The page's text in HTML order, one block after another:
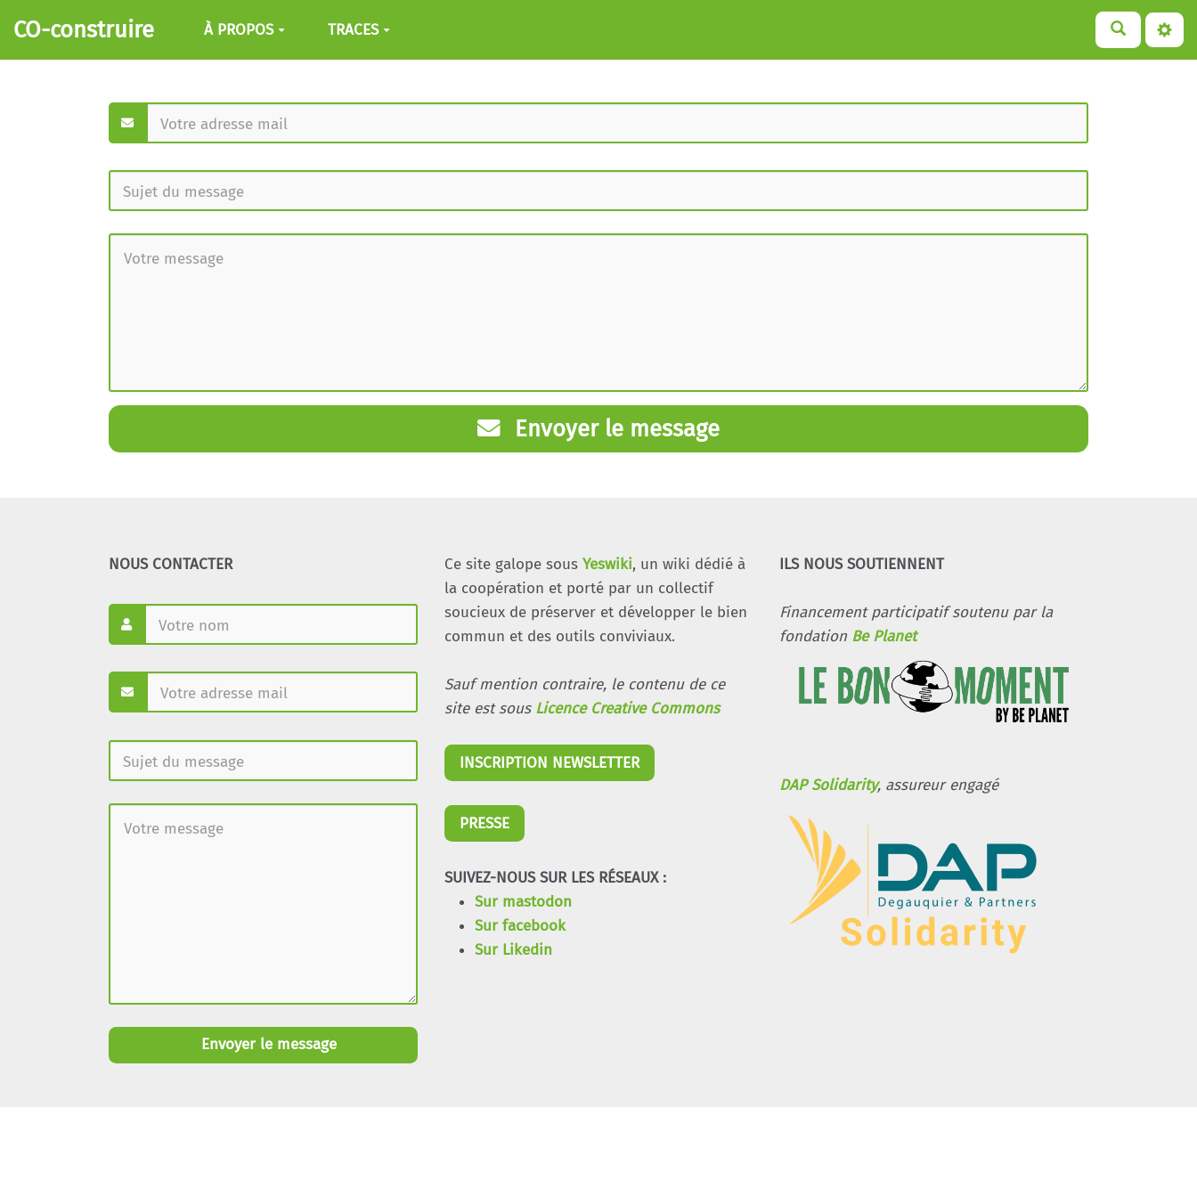
Aller au contenu principal
CO-construire À PROPOS TRACES
Envoyer le message
NOUS CONTACTER
Envoyer le message
Ce site galope sous Yeswiki, un wiki dédié à
la coopération et porté par un collectif
soucieux de préserver et développer le bien
commun et des outils conviviaux.
Sauf mention contraire, le contenu de ce
site est sous Licence Creative Commons
INSCRIPTION NEWSLETTER
PRESSE
SUIVEZ-NOUS SUR LES RÉSEAUX :
Sur mastodon
Sur facebook
Sur Likedin
ILS NOUS SOUTIENNENT
Financement participatif soutenu par la
fondation Be Planet
DAP Solidarity, assureur engagé